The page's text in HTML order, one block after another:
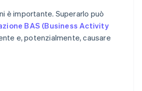
è importante. Superarlo può
BAS (Business Activity
e, potenzialmente, causare